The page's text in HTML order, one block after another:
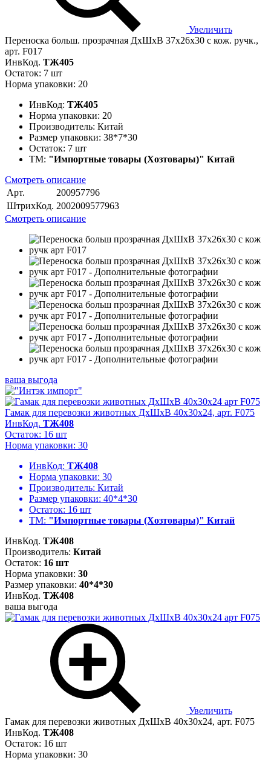
Увеличить
Переноска больш. прозрачная ДхШхВ 37х26х30 с кож. ручк.,
арт. F017
ИнвКод. ТЖ405
Остаток: 7 шт
Норма упаковки: 20
ИнвКод: ТЖ405
Норма упаковки: 20
Производитель: Китай
Размер упаковки: 38*7*30
Остаток: 7 шт
ТМ: "Импортные товары (Хозтовары)" Китай
Смотреть описание
Арт.
200957796
ШтрихКод. 2002009577963
Смотреть описание
ваша выгода
Гамак для перевозки животных ДхШхВ 40х30х24, арт. F075
ИнвКод. ТЖ408
Остаток: 16 шт
Норма упаковки: 30
ИнвКод: ТЖ408
Норма упаковки: 30
Производитель: Китай
Размер упаковки: 40*4*30
Остаток: 16 шт
ТМ: "Импортные товары (Хозтовары)" Китай
ИнвКод. ТЖ408
Производитель: Китай
Остаток: 16 шт
Норма упаковки: 30
Размер упаковки: 40*4*30
ИнвКод. ТЖ408
ваша выгода
Увеличить
Гамак для перевозки животных ДхШхВ 40х30х24, арт. F075
ИнвКод. ТЖ408
Остаток: 16 шт
Норма упаковки: 30